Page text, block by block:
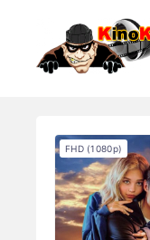
FHD (1080p)